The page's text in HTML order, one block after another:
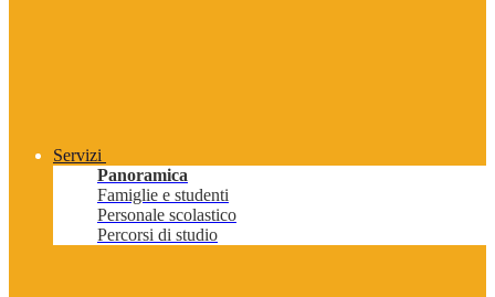
Servizi
Panoramica
Famiglie e studenti
Personale scolastico
Percorsi di studio